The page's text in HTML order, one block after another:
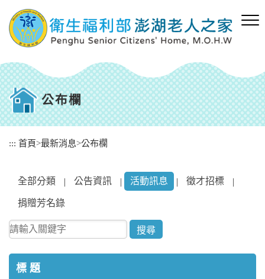
容
區
塊
公布欄
::: 首頁>最新消息>公布欄
全部分類 | 公告資訊 | 活動訊息 | 徵才招標 |
捐贈芳名錄
請輸入關鍵字
標 題